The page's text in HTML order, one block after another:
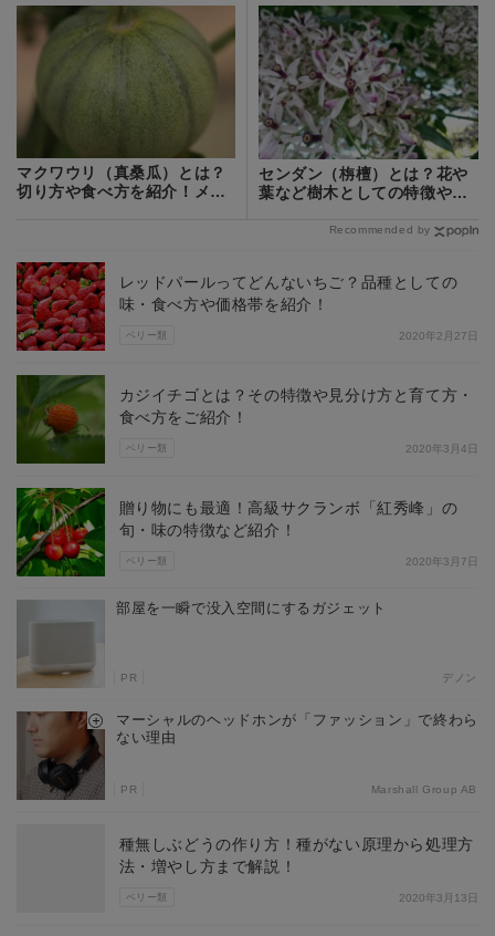
マクワウリ（真桑瓜）とは？
切り方や食べ方を紹介！メロ
センダン（栴檀）とは？花や
葉など樹木としての特徴や育
Recommended by
ベリー類
レッドパールってどんないちご？品種としての
味・食べ方や価格帯を紹介！
2020年2月27日
ベリー類
カジイチゴとは？その特徴や見分け方と育て方・
食べ方をご紹介！
2020年3月4日
ベリー類
贈り物にも最適！高級サクランボ「紅秀峰」の
旬・味の特徴など紹介！
2020年3月7日
部屋を一瞬で没入空間にするガジェット
PR デノン
マーシャルのヘッドホンが「ファッション」で終わら
ない理由
PR Marshall Group AB
ベリー類
種無しぶどうの作り方！種がない原理から処理方
法・増やし方まで解説！
2020年3月13日